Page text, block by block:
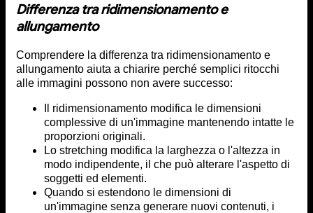
Differenza tra ridimensionamento e
allungamento
Comprendere la differenza tra ridimensionamento e
allungamento aiuta a chiarire perché semplici ritocchi
alle immagini possono non avere successo:
Il ridimensionamento modifica le dimensioni
complessive di un'immagine mantenendo intatte le
proporzioni originali.
Lo stretching modifica la larghezza o l'altezza in
modo indipendente, il che può alterare l'aspetto di
soggetti ed elementi.
Quando si estendono le dimensioni di
un'immagine senza generare nuovi contenuti, i